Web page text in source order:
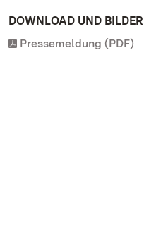
DOWNLOAD UND BILDER
Pressemeldung (PDF)